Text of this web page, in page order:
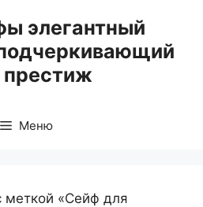
элегантный
престиж
Меню
меткой «Сейф для